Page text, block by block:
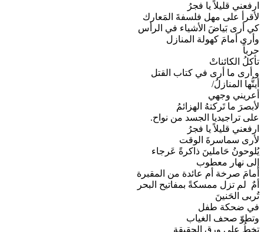
ارفعني قليلاً يا فجرُ
لأقرأ على مهل فلسفةَ المَعارك
كي أرى بَياضَ الأشياء في الرأس
وأرى أمامَ كهولة المنازل
حرباً
تأكلُ الكائناتْ
و أرى ما أرى في كتاب القتل
أيتُّها المنازلُ/
أعريني وجهي
لأبصرَ ما تَركتهُ الهزائمُ
على تراجيديا الجسد من نواح.
ارفعني قليلاً يا فجرُ
لأرى سماسرةَ الوقت
يُلوحونُ حَاملينَ ذاكرةً عَرجاء
إلى نهار معطوب
أمامَ صرخة أم عائدة من المقبرة
أمٌ لم تزل ممسكةً بمفاتيح البحر
تُربى الحَنينَ
في ضحكة طفل
وتطوّ صحف الغياب
تخطُ على ورق الحقيقة